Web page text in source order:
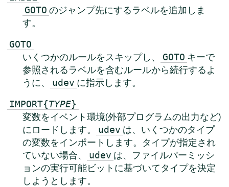
GOTO のジャンプ先にするラベルを追加しま
す。
GOTO
いくつかのルールをスキップし、 GOTO キーで
参照されるラベルを含むルールから続行するよ
うに、
udev に指示します。
IMPORT{TYPE}
変数をイベント環境(外部プログラムの出力など)
にロードします。
udev は、いくつかのタイプ
の変数をインポートします。タイプが指定され
ていない場合、
udev は、ファイルパーミッシ
ョンの実行可能ビットに基づいてタイプを決定
しようとします。